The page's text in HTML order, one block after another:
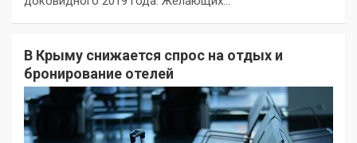
В Крыму снижается спрос на отдых и
бронирование отелей